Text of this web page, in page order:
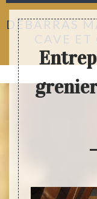
DÉBARRAS
CAVE ET